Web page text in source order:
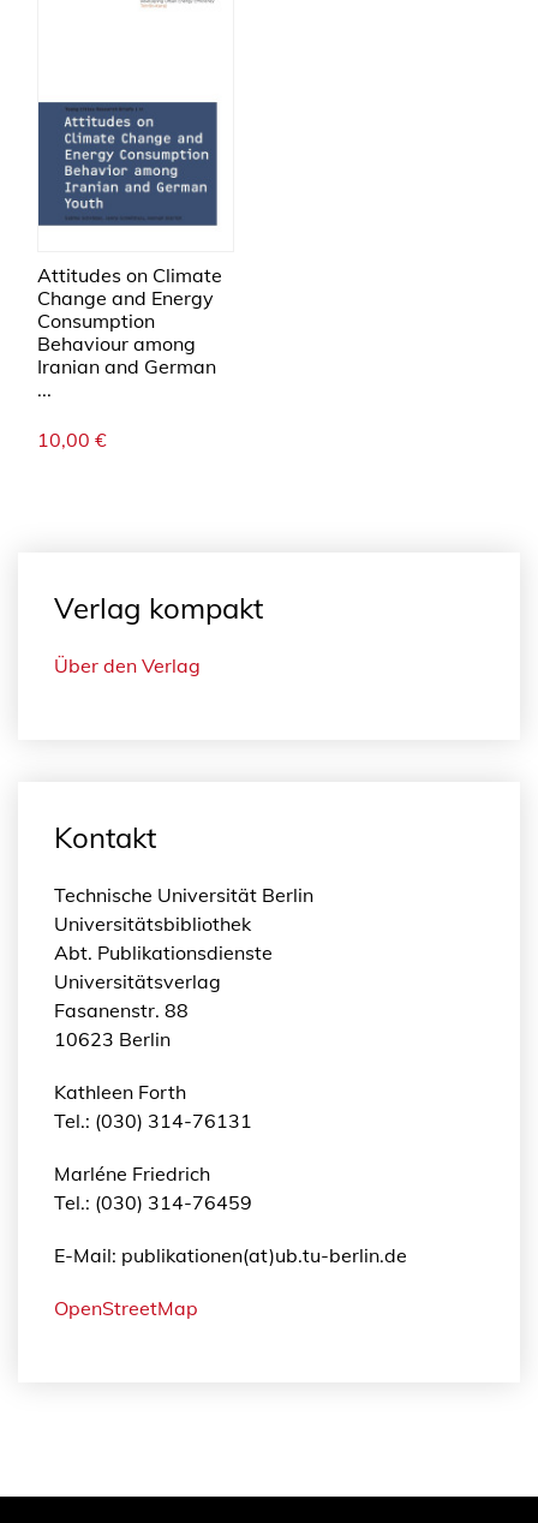
Attitudes on Climate
Change and Energy
Consumption
Behaviour among
Iranian and German
...
10,00 €
Verlag kompakt
Über den Verlag
Kontakt
Technische Universität Berlin
Universitätsbibliothek
Abt. Publikationsdienste
Universitätsverlag
Fasanenstr. 88
10623 Berlin
Kathleen Forth
Tel.: (030) 314-76131
Marléne Friedrich
Tel.: (030) 314-76459
E-Mail: publikationen(at)ub.tu-berlin.de
OpenStreetMap